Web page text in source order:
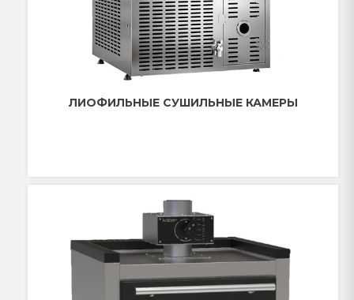
ЛИОФИЛЬНЫЕ СУШИЛЬНЫЕ КАМЕРЫ